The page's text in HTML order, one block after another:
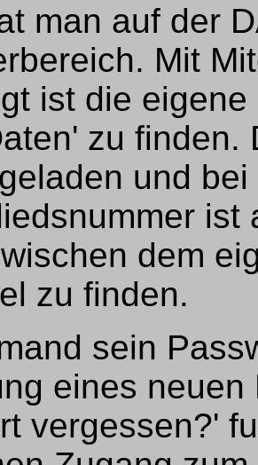
man auf der
Mit
ist die
zu finden.
und
ist
dem
zu finden.
sein
eines
vergessen?'